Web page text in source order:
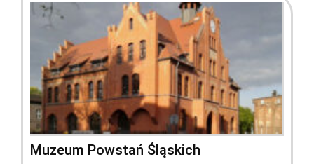
Muzeum Powstań Śląskich